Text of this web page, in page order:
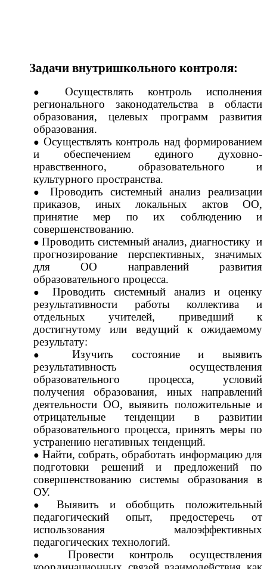
Задачи внутришкольного контроля:
Осуществлять контроль исполнения
регионального законодательства в области
образования, целевых программ развития
образования.
Осуществлять контроль над формированием
и обеспечением единого духовно-
нравственного, образовательного и
культурного пространства.
Проводить системный анализ реализации
приказов, иных локальных актов ОО,
принятие мер по их соблюдению и
совершенствованию.
Проводить системный анализ, диагностику и
прогнозирование перспективных, значимых
для ОО направлений развития
образовательного процесса.
Проводить системный анализ и оценку
результативности работы коллектива и
отдельных учителей, приведший к
достигнутому или ведущий к ожидаемому
результату:
Изучить состояние и выявить
результативность осуществления
образовательного процесса, условий
получения образования, иных направлений
деятельности ОО, выявить положительные и
отрицательные тенденции в развитии
образовательного процесса, принять меры по
устранению негативных тенденций.
Найти, собрать, обработать информацию для
подготовки решений и предложений по
совершенствованию системы образования в
ОУ.
Выявить и обобщить положительный
педагогический опыт, предостеречь от
использования малоэффективных
педагогических технологий.
Провести контроль осуществления